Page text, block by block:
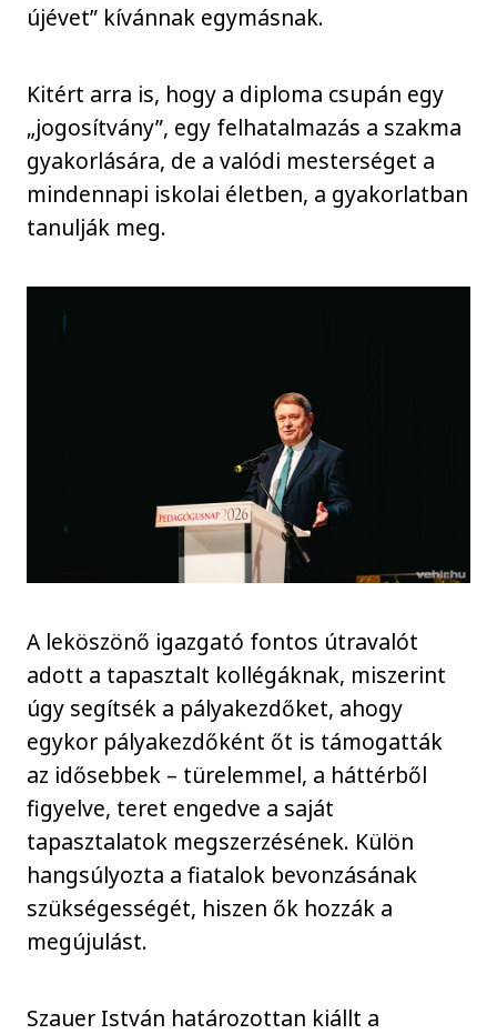
újévet” kívánnak egymásnak.
Kitért arra is, hogy a diploma csupán egy
„jogosítvány”, egy felhatalmazás a szakma
gyakorlására, de a valódi mesterséget a
mindennapi iskolai életben, a gyakorlatban
tanulják meg.
A leköszönő igazgató fontos útravalót
adott a tapasztalt kollégáknak, miszerint
úgy segítsék a pályakezdőket, ahogy
egykor pályakezdőként őt is támogatták
az idősebbek – türelemmel, a háttérből
figyelve, teret engedve a saját
tapasztalatok megszerzésének. Külön
hangsúlyozta a fiatalok bevonzásának
szükségességét, hiszen ők hozzák a
megújulást.
Szauer István határozottan kiállt a